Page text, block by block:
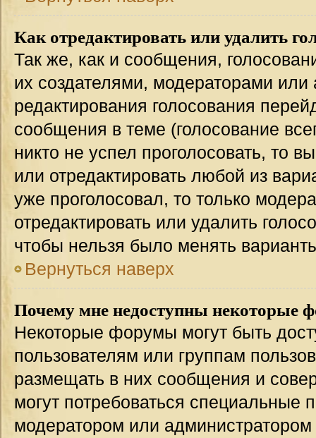
Как отредактировать или удалить
Так же, как и сообщения,
их создателями, модераторами
редактирования голосования
сообщения в теме (голосование
никто не успел проголосовать, то
или отредактировать любой из
уже проголосовал, то только
отредактировать или удалить
чтобы нельзя было менять
Вернуться наверх
Почему мне недоступны некоторые
Некоторые форумы могут быть
пользователям или группам
размещать в них сообщения и
могут потребоваться специальные
модератором или